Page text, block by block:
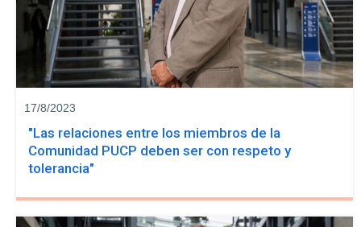
17/8/2023
"Las relaciones entre los miembros de la
Comunidad PUCP deben ser con respeto y
tolerancia"